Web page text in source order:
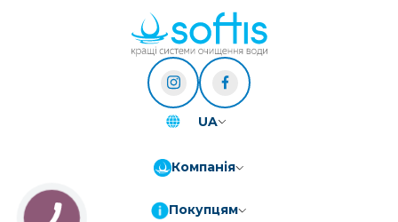
UA
Компанія
Покупцям